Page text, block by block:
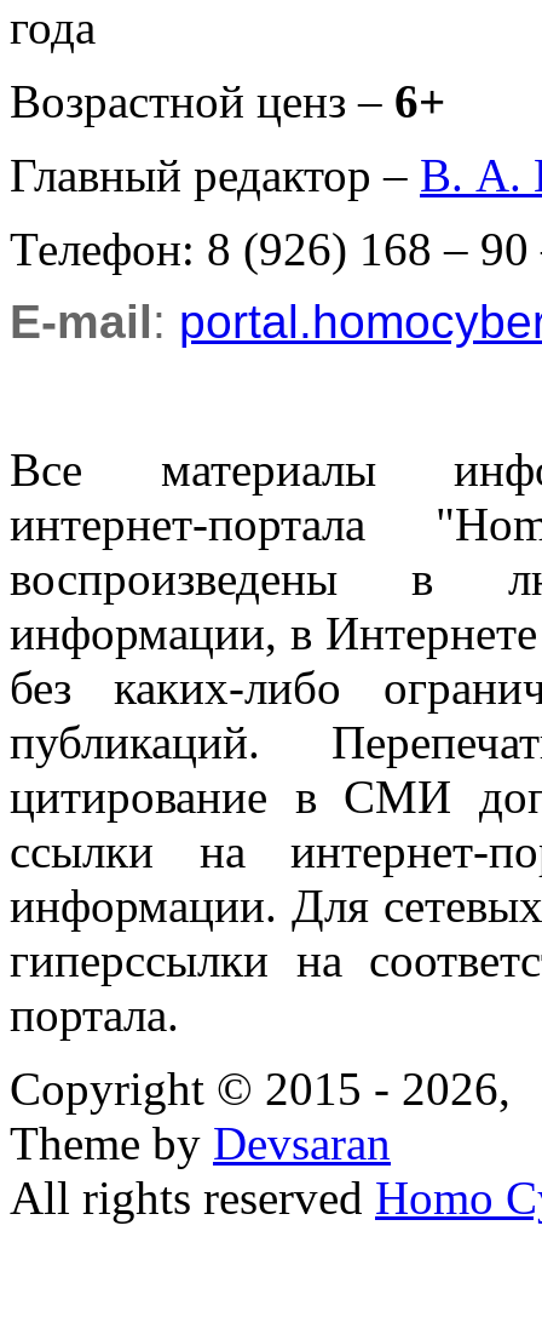
года
Возрастной ценз – 6+
Главный редактор – В. А.
Телефон: 8 (926) 168 – 90
E-mail:
Все материалы
интернет-портала
воспроизведены в
информации, в
без каких-либо
публикаций.
цитирование в СМИ
ссылки на интернет-
информации. Для
гиперссылки на
портала.
Copyright © 2015 - 2026,
Theme by Devsaran
All rights reserved Homo